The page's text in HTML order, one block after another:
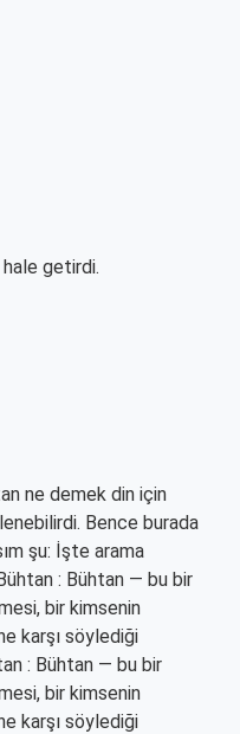
hale getirdi.
ne demek din için
Bence burada
şu: İşte arama
: Bühtan — bu bir
bir kimsenin
karşı söylediği
: Bühtan — bu bir
bir kimsenin
karşı söylediği